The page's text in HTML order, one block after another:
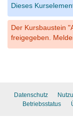
Dieses
Der Kursbaustein
freigegeben.
Datenschutz
Betriebsstatus